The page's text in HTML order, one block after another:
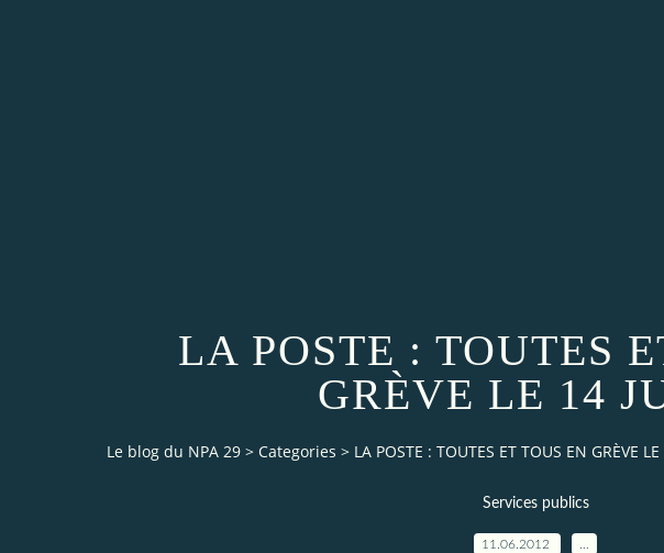
LA POSTE : TOUTES
GRÈVE LE 14
Le blog du NPA 29 > Categories > LA POSTE : TOUTES ET TOUS EN GRÈVE
Services publics
11.06.2012